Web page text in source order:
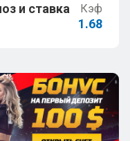
и ставка
Кэф
1.68